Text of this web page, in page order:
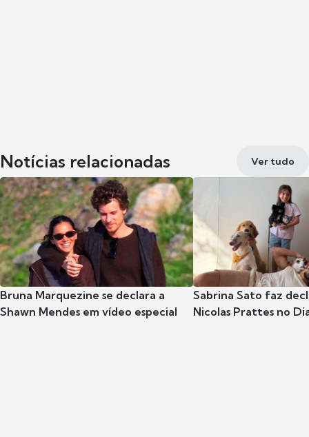
Notícias relacionadas Ver tudo
Bruna Marquezine se declara a
Shawn Mendes em vídeo especial
Sabrina Sato faz
Nicolas Prattes no